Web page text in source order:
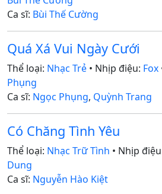
Ca sĩ: Bùi Thế Cường
Quá Xá Vui Ngày Cưới
Thể loại: Nhạc Trẻ • Nhịp điệu: Fox
Phụng
Ca sĩ: Ngọc Phụng, Quỳnh Trang
Có Chăng Tình Yêu
Thể loại: Nhạc Trữ Tình • Nhịp
Dung
Ca sĩ: Nguyễn Hào Kiệt